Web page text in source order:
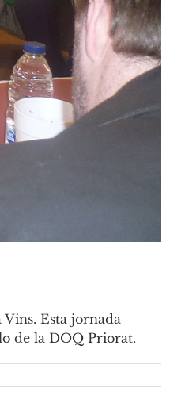
Esta jornada
de la DOQ Priorat.